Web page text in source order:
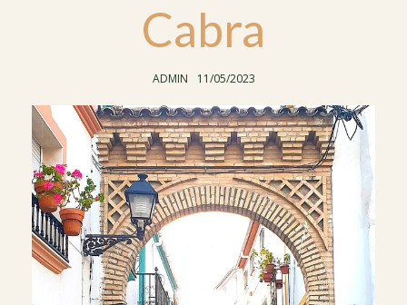
Cabra
AUTHOR:
ADMIN
POSTED
11/05/2023